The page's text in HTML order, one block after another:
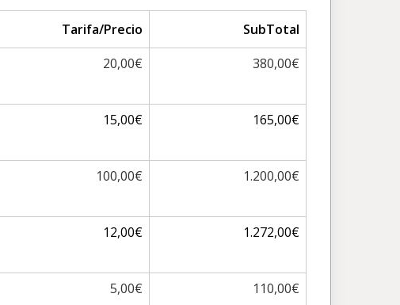
Tarifa/Precio
SubTotal
20,00€ 380,00€
15,00€ 165,00€
100,00€ 1.200,00€
12,00€ 1.272,00€
5,00€ 110,00€